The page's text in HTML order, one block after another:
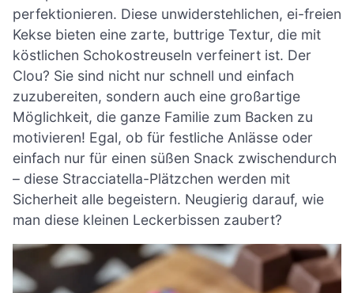
perfektionieren. Diese unwiderstehlichen, ei-freien
Kekse bieten eine zarte, buttrige Textur, die mit
köstlichen Schokostreuseln verfeinert ist. Der
Clou? Sie sind nicht nur schnell und einfach
zuzubereiten, sondern auch eine großartige
Möglichkeit, die ganze Familie zum Backen zu
motivieren! Egal, ob für festliche Anlässe oder
einfach nur für einen süßen Snack zwischendurch
– diese Stracciatella-Plätzchen werden mit
Sicherheit alle begeistern. Neugierig darauf, wie
man diese kleinen Leckerbissen zaubert?